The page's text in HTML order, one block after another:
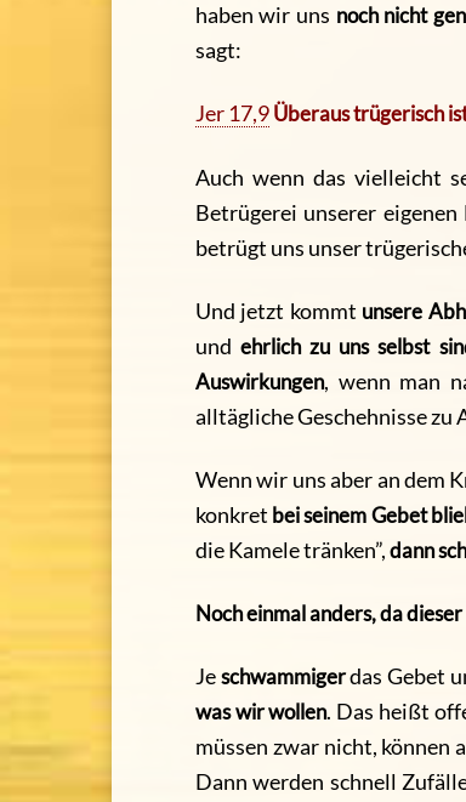
haben wir uns noch nicht
sagt:
Jer 17,9Überaus trügerisch
Auch wenn das vielleicht
Betrügerei unserer
betrügt uns unser
Und jetzt kommt unsere
und ehrlich zu uns selbst
Auswirkungen, wenn man
alltägliche Geschehnisse
Wenn wir uns aber an dem
konkret bei seinem Gebet
die Kamele tränken”,dann
Noch einmal anders, da
Jeschwammigerdas Gebet
was wir wollen. Das heißt
müssen zwar nicht, können
Dann werden schnell